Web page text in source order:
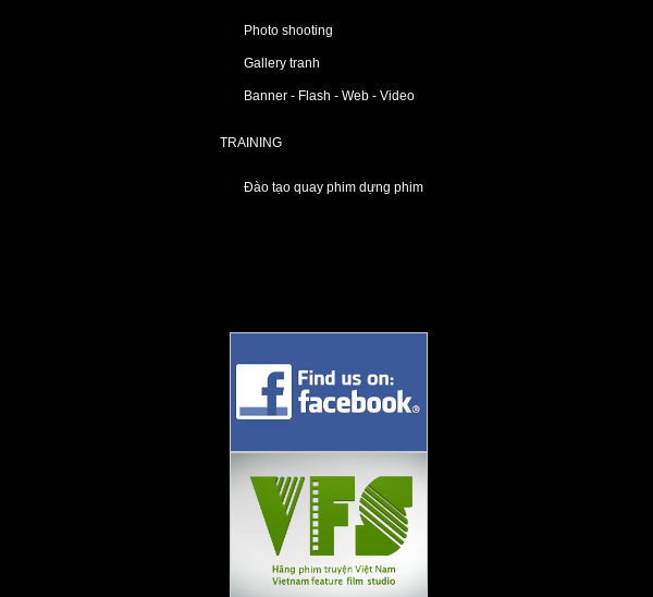
Photo shooting
Gallery tranh
Banner - Flash - Web - Video
TRAINING
Đào tạo quay phim dựng phim